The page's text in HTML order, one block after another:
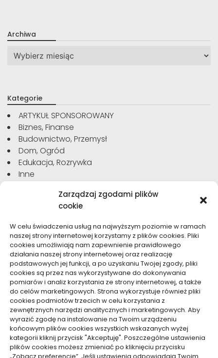
Zarządzaj zgodami plików
cookie
W celu świadczenia usług na najwyższym poziomie w ramach
naszej strony internetowej korzystamy z plików cookies. Pliki
cookies umożliwiają nam zapewnienie prawidłowego
działania naszej strony internetowej oraz realizację
podstawowych jej funkcji, a po uzyskaniu Twojej zgody, pliki
cookies są przez nas wykorzystywane do dokonywania
pomiarów i analiz korzystania ze strony internetowej, a także
do celów marketingowych. Strona wykorzystuje również pliki
cookies podmiotów trzecich w celu korzystania z
zewnętrznych narzędzi analitycznych i marketingowych. Aby
wyrazić zgodę na instalowanie na Twoim urządzeniu
końcowym plików cookies wszystkich wskazanych wyżej
kategorii kliknij przycisk "Akceptuję". Poszczególne ustawienia
plików cookies możesz zmieniać po kliknięciu przycisku
Archiwa
Archiwa
Kategorie
ARTYKUŁ SPONSOROWANY
Biznes, Finanse
Budownictwo, Przemysł
Dom, Ogród
Edukacja, Rozrywka
Inne
Motoryzacja, Transport
Sport, Turystyka
Technologie
Usługi
Zdrowie, Medycyna
Dolącz do nas
Lubisz pisać teksty i chciałbyś się podzielić swoją
wiedzą z innymi? Dołącz do nas już teraz. Podziel się
swoją wiedzą z innymi.